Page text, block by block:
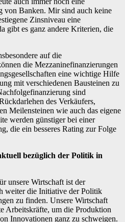
von Banken. Mir sind auch keine
Zinsniveau eine
gibt es ganz andere Kriterien, die
auf die
die Mezzaninefinanzierungen
eine wichtige Hilfe
mit verschiedenen Bausteinen zu
sind
des Verkäufers,
Meilensteinen wie auch das eigene
werden günstiger bei einer
die ein besseres Rating zur Folge
bezüglich der Politik in
unsere Wirtschaft ist der
weiter die Initiative der Politik
zu finden. Unsere Wirtschaft
Arbeitskräfte, um die Produktion
Innovationen ganz zu schweigen.